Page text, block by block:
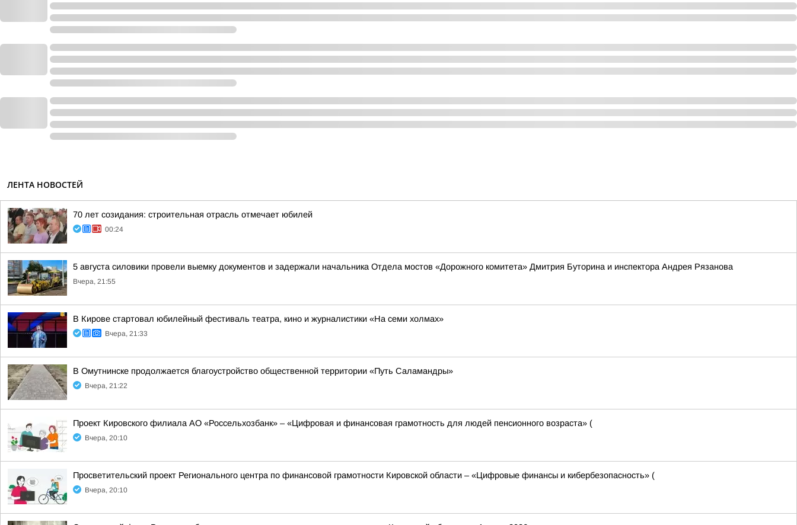
ЛЕНТА НОВОСТЕЙ
70 лет созидания: строительная отрасль отмечает юбилей
00:24
5 августа силовики провели выемку документов и задержали начальника Отдела мостов «Дорожного комитета» Дмитрия Буторина и инспектора Андрея Рязанова
Вчера, 21:55
В Кирове стартовал юбилейный фестиваль театра, кино и журналистики «На семи холмах»
Вчера, 21:33
В Омутнинске продолжается благоустройство общественной территории «Путь Саламандры»
Вчера, 21:22
Проект Кировского филиала АО «Россельхозбанк» – «Цифровая и финансовая грамотность для людей пенсионного возраста» (
Вчера, 20:10
Просветительский проект Регионального центра по финансовой грамотности Кировской области – «Цифровые финансы и кибербезопасность» (
Вчера, 20:10